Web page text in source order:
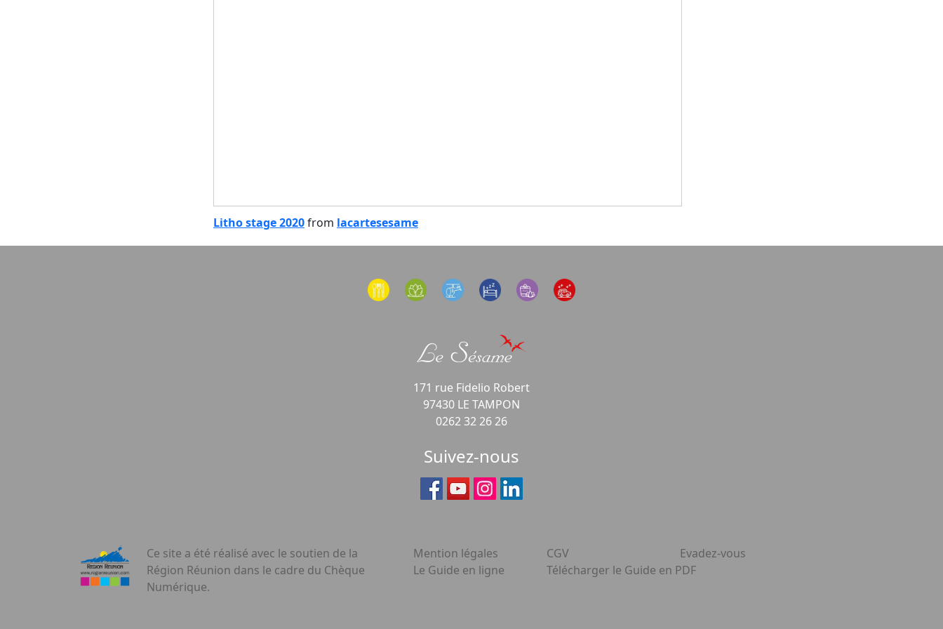
Litho stage 2020from lacartesesame
171 rue Fidelio Robert
97430 LE TAMPON
0262 32 26 26
Suivez-nous
Ce site a été réalisé avec le soutien de la
Région Réunion dans le cadre du Chèque
Numérique.
Mention légales CGV
Evadez-vous
Le Guide en ligne
Télécharger le Guide en PDF